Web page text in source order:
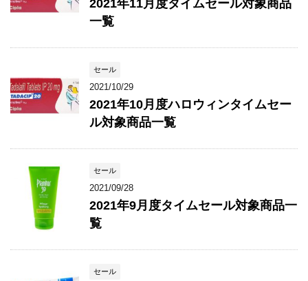
2021年11月度タイムセール対象商品
一覧
セール
2021/10/29
2021年10月度ハロウィンタイムセー
ル対象商品一覧
セール
2021/09/28
2021年9月度タイムセール対象商品一
覧
セール